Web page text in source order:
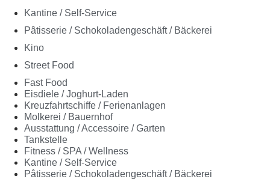
Kantine / Self-Service
Pâtisserie / Schokoladengeschäft / Bäckerei
Kino
Street Food
Fast Food
Eisdiele / Joghurt-Laden
Kreuzfahrtschiffe / Ferienanlagen
Molkerei / Bauernhof
Ausstattung / Accessoire / Garten
Tankstelle
Fitness / SPA / Wellness
Kantine / Self-Service
Pâtisserie / Schokoladengeschäft / Bäckerei